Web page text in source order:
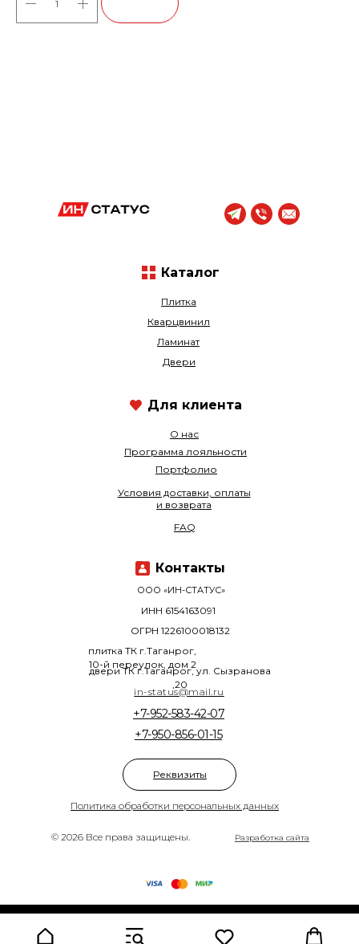
© 2026 Все права защищены.
Политика обработки персональных данных
Плитка
Кварцвинил
+7-950-856-01-15
+7-952-583-42-07
О нас
Ламинат
Программа лояльности
Двери
Портфолио
ООО «ИН-СТАТУС»
плитка ТК г.Таганрог,
10-й переулок, дом 2
двери ТК г.Таганрог, ул. Сызранова
,20
ОГРН 1226100018132
ИНН 6154163091
Разработка сайта
Условия доставки, оплаты
и возврата
FAQ
Каталог
in-status@mail.ru
Контакты
Для клиента
Реквизиты
Made on Tilda